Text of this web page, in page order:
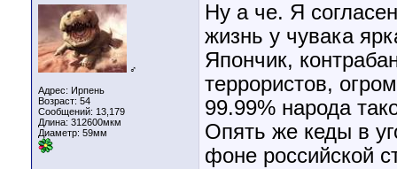
♂
Адрес: Ирпень
Возраст: 54
Сообщений: 13,179
Длина: 312600мкм
Диаметр: 59мм
Ну а че. Я
жизнь у чувака
Япончик,
террористов,
99.99% народа
Опять же кеды в
фоне российской